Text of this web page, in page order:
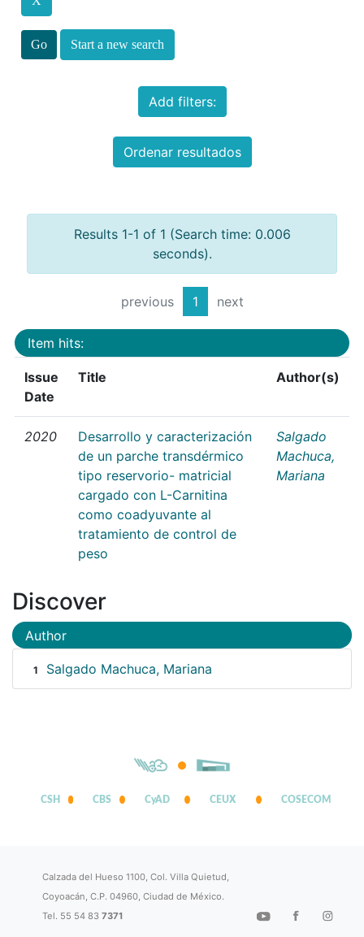
Start a new search
Add filters:
Ordenar resultados
Results 1-1 of 1 (Search time: 0.006
seconds).
previous 1 next
Item hits:
Issue
Date
Title Author(s)
2020
Desarrollo y caracterización
de un parche transdérmico
tipo reservorio- matricial
cargado con L-Carnitina
como coadyuvante al
tratamiento de control de
peso
Salgado
Machuca,
Mariana
Discover
Author
1 Salgado Machuca, Mariana
CSH CBS CyAD CEUX COSECOM
Calzada del Hueso 1100, Col. Villa Quietud,
Coyoacán, C.P. 04960, Ciudad de México.
Tel. 55 54 837371